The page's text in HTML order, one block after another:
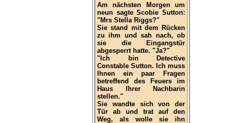
Am nächsten Morgen um
neun sagte Scobie Sutton:
"Mrs Stella Riggs?"
Sie stand mit dem Rücken
zu ihm und sah nach, ob
sie die Eingangstür
abgesperrt hatte. "Ja?"
"Ich bin Detective
Constable Sutton. Ich muss
Ihnen ein paar Fragen
betreffend des Feuers im
Haus Ihrer Nachbarin
stellen."
Sie wandte sich von der
Tür ab und trat auf den
Weg, als wolle sie ihn